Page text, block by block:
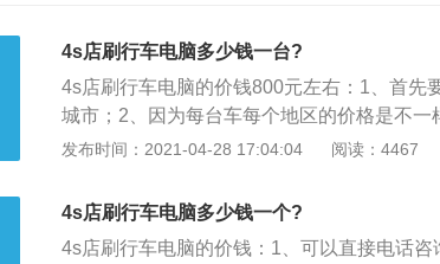
4s店刷行车电脑多少钱一台?
4s店刷行车电脑的价钱800元左右：1、首先
城市；2、因为每台车每个地区的价格是不一
可以在网上买几百块到一千多的行车电脑，
发布时间：2021-04-28 17:04:04 阅读：4467
4s店刷行车电脑多少钱一个?
4s店刷行车电脑的价钱：1、可以直接电话咨